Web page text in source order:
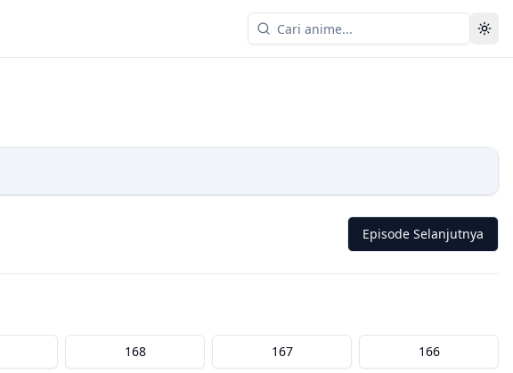
Episode Selanjutnya
168 167 166